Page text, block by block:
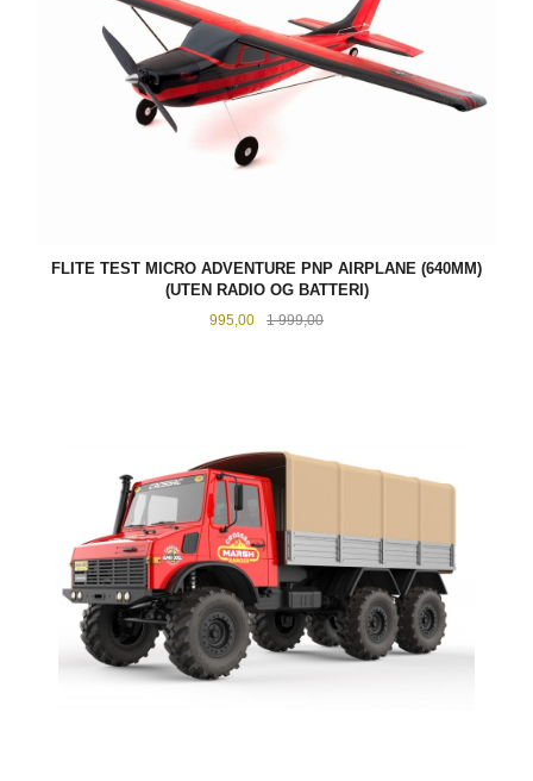
FLITE TEST MICRO ADVENTURE PNP AIRPLANE (640MM)
(UTEN RADIO OG BATTERI)
Tilbud
995,00 1 999,00Rabatt